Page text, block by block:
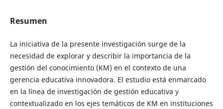
Resumen
La iniciativa de la presente investigación surge de la
necesidad de explorar y describir la importancia de la
gestión del conocimiento (KM) en el contexto de una
gerencia educativa innovadora. El estudio está enmarcado
en la línea de investigación de gestión educativa y
contextualizado en los ejes temáticos de KM en instituciones